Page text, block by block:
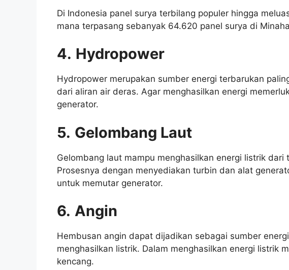
Di Indonesia panel surya terbilang populer hingga
mana terpasang sebanyak 64.620 panel surya di
4. Hydropower
Hydropower merupakan sumber energi terbarukan
dari aliran air deras. Agar menghasilkan energi
generator.
5. Gelombang Laut
Gelombang laut mampu menghasilkan energi listrik dari
Prosesnya dengan menyediakan turbin dan alat
untuk memutar generator.
6. Angin
Hembusan angin dapat dijadikan sebagai sumber
menghasilkan listrik. Dalam menghasilkan energi listrik
kencang.